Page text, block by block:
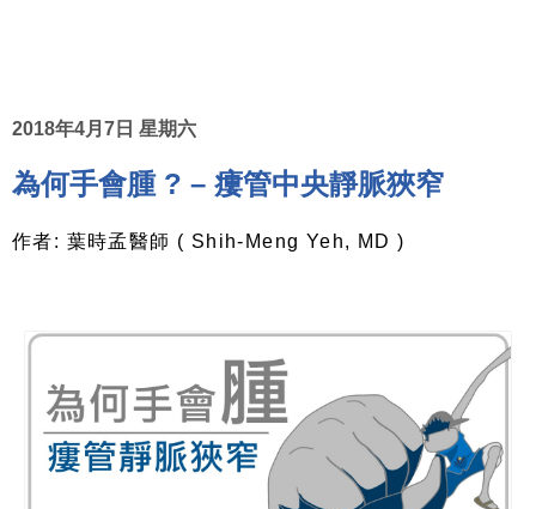
2018年4月7日 星期六
為何手會腫 ? – 瘻管中央靜脈狹窄
作者: 葉時孟醫師 ( Shih-Meng Yeh, MD )